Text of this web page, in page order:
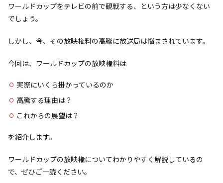
ワールドカップをテレビの前で観戦する、という方は少なくない
でしょう。
しかし、今、その放映権料の高騰に放送局は悩まされています。
今回は、ワールドカップの放映権料は
実際にいくら掛かっているのか
高騰する理由は？
これからの展望は？
を紹介します。
ワールドカップの放映権についてわかりやすく解説しているの
で、ぜひご一読ください。